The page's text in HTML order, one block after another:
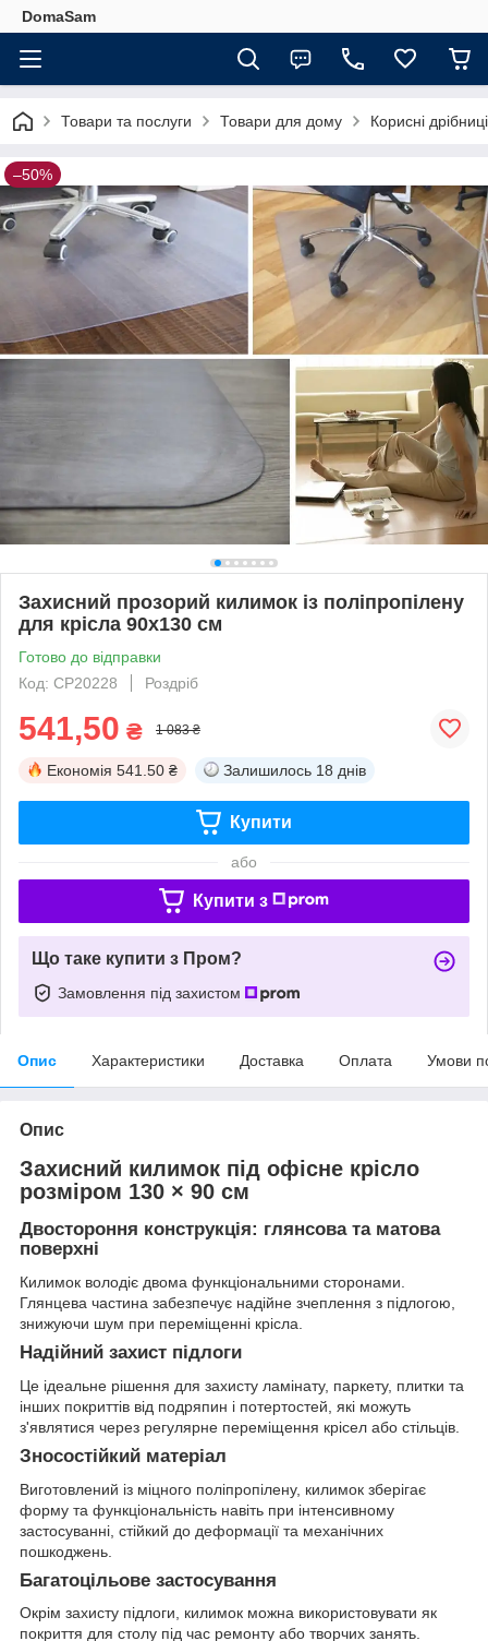
DomaSam
Товари та послуги Товари для дому Корисні
–50%
Захисний прозорий килимок із поліпропілену
для крісла 90х130 см
Готово до відправки
Код: СР20228
Роздріб
541,50 ₴ 1 083 ₴
Економія 541.50 ₴ Залишилось 18 днів
Купити
або
Купити з
Що таке купити з Пром?
Замовлення під захистом
Опис Характеристики Доставка Оплата Умови
Опис
Захисний килимок під офісне крісло
розміром 130 × 90 см
Двостороння конструкція: глянсова та матова
поверхні
Килимок володіє двома функціональними сторонами.
Глянцева частина забезпечує надійне зчеплення з підлогою,
знижуючи шум при переміщенні крісла.
Надійний захист підлоги
Це ідеальне рішення для захисту ламінату, паркету, плитки та
інших покриттів від подряпин і потертостей, які можуть
з'являтися через регулярне переміщення крісел або стільців.
Зносостійкий матеріал
Виготовлений із міцного поліпропілену, килимок зберігає
форму та функціональність навіть при інтенсивному
застосуванні, стійкий до деформації та механічних
пошкоджень.
Багатоцільове застосування
Окрім захисту підлоги, килимок можна використовувати як
покриття для столу під час ремонту або творчих занять.